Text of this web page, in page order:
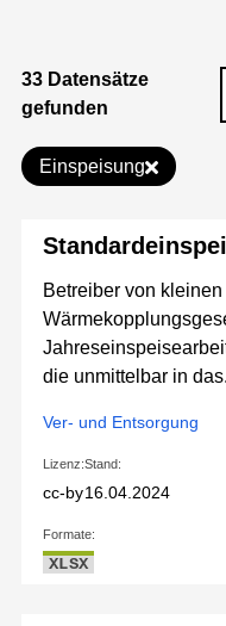
33 Datensätze
gefunden
Einspeisung
Betreiber von
die unmittelbar in
Ver- und Entsorgung
Lizenz:
cc-by
Stand:
16.04.2024
Formate:
XLSX